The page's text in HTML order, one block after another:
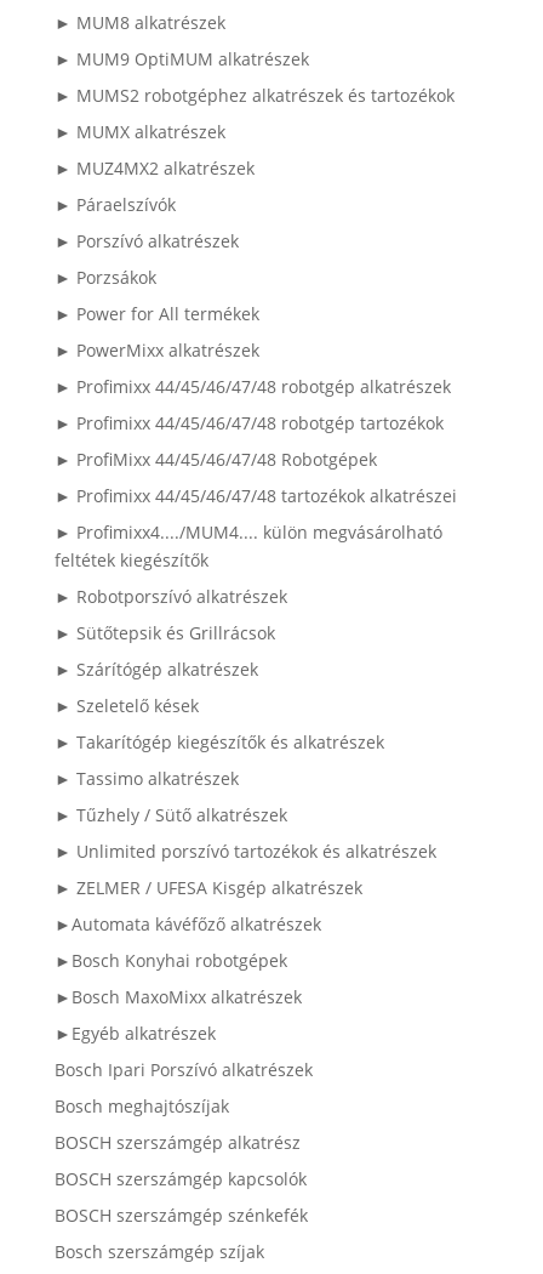
► MUM8 alkatrészek
► MUM9 OptiMUM alkatrészek
► MUMS2 robotgéphez alkatrészek és tartozékok
► MUMX alkatrészek
► MUZ4MX2 alkatrészek
► Páraelszívók
► Porszívó alkatrészek
► Porzsákok
► Power for All termékek
► PowerMixx alkatrészek
► Profimixx 44/45/46/47/48 robotgép alkatrészek
► Profimixx 44/45/46/47/48 robotgép tartozékok
► ProfiMixx 44/45/46/47/48 Robotgépek
► Profimixx 44/45/46/47/48 tartozékok alkatrészei
► Profimixx4..../MUM4.... külön megvásárolható
feltétek kiegészítők
► Robotporszívó alkatrészek
► Sütőtepsik és Grillrácsok
► Szárítógép alkatrészek
► Szeletelő kések
► Takarítógép kiegészítők és alkatrészek
► Tassimo alkatrészek
► Tűzhely / Sütő alkatrészek
► Unlimited porszívó tartozékok és alkatrészek
► ZELMER / UFESA Kisgép alkatrészek
►Automata kávéfőző alkatrészek
►Bosch Konyhai robotgépek
►Bosch MaxoMixx alkatrészek
►Egyéb alkatrészek
Bosch Ipari Porszívó alkatrészek
Bosch meghajtószíjak
BOSCH szerszámgép alkatrész
BOSCH szerszámgép kapcsolók
BOSCH szerszámgép szénkefék
Bosch szerszámgép szíjak